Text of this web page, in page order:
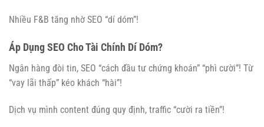
Nhiều F&B tăng nhờ SEO “dí dóm”!
Áp Dụng SEO Cho Tài Chính Dí Dóm?
Ngân hàng đòi tin, SEO “cách đầu tư chứng khoán” “phì cười”! Từ
“vay lãi thấp” kéo khách “hài”!
Dịch vụ mình content đúng quy định, traffic “cười ra tiền”!